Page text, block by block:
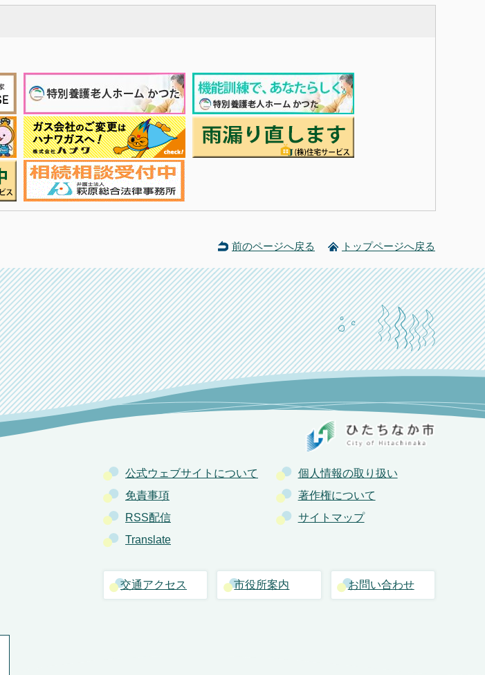
前のページへ戻る トップページへ戻る
公式ウェブサイトについて
個人情報の取り扱い
免責事項
著作権について
RSS配信
サイトマップ
Translate
交通アクセス 市役所案内 お問い合わせ